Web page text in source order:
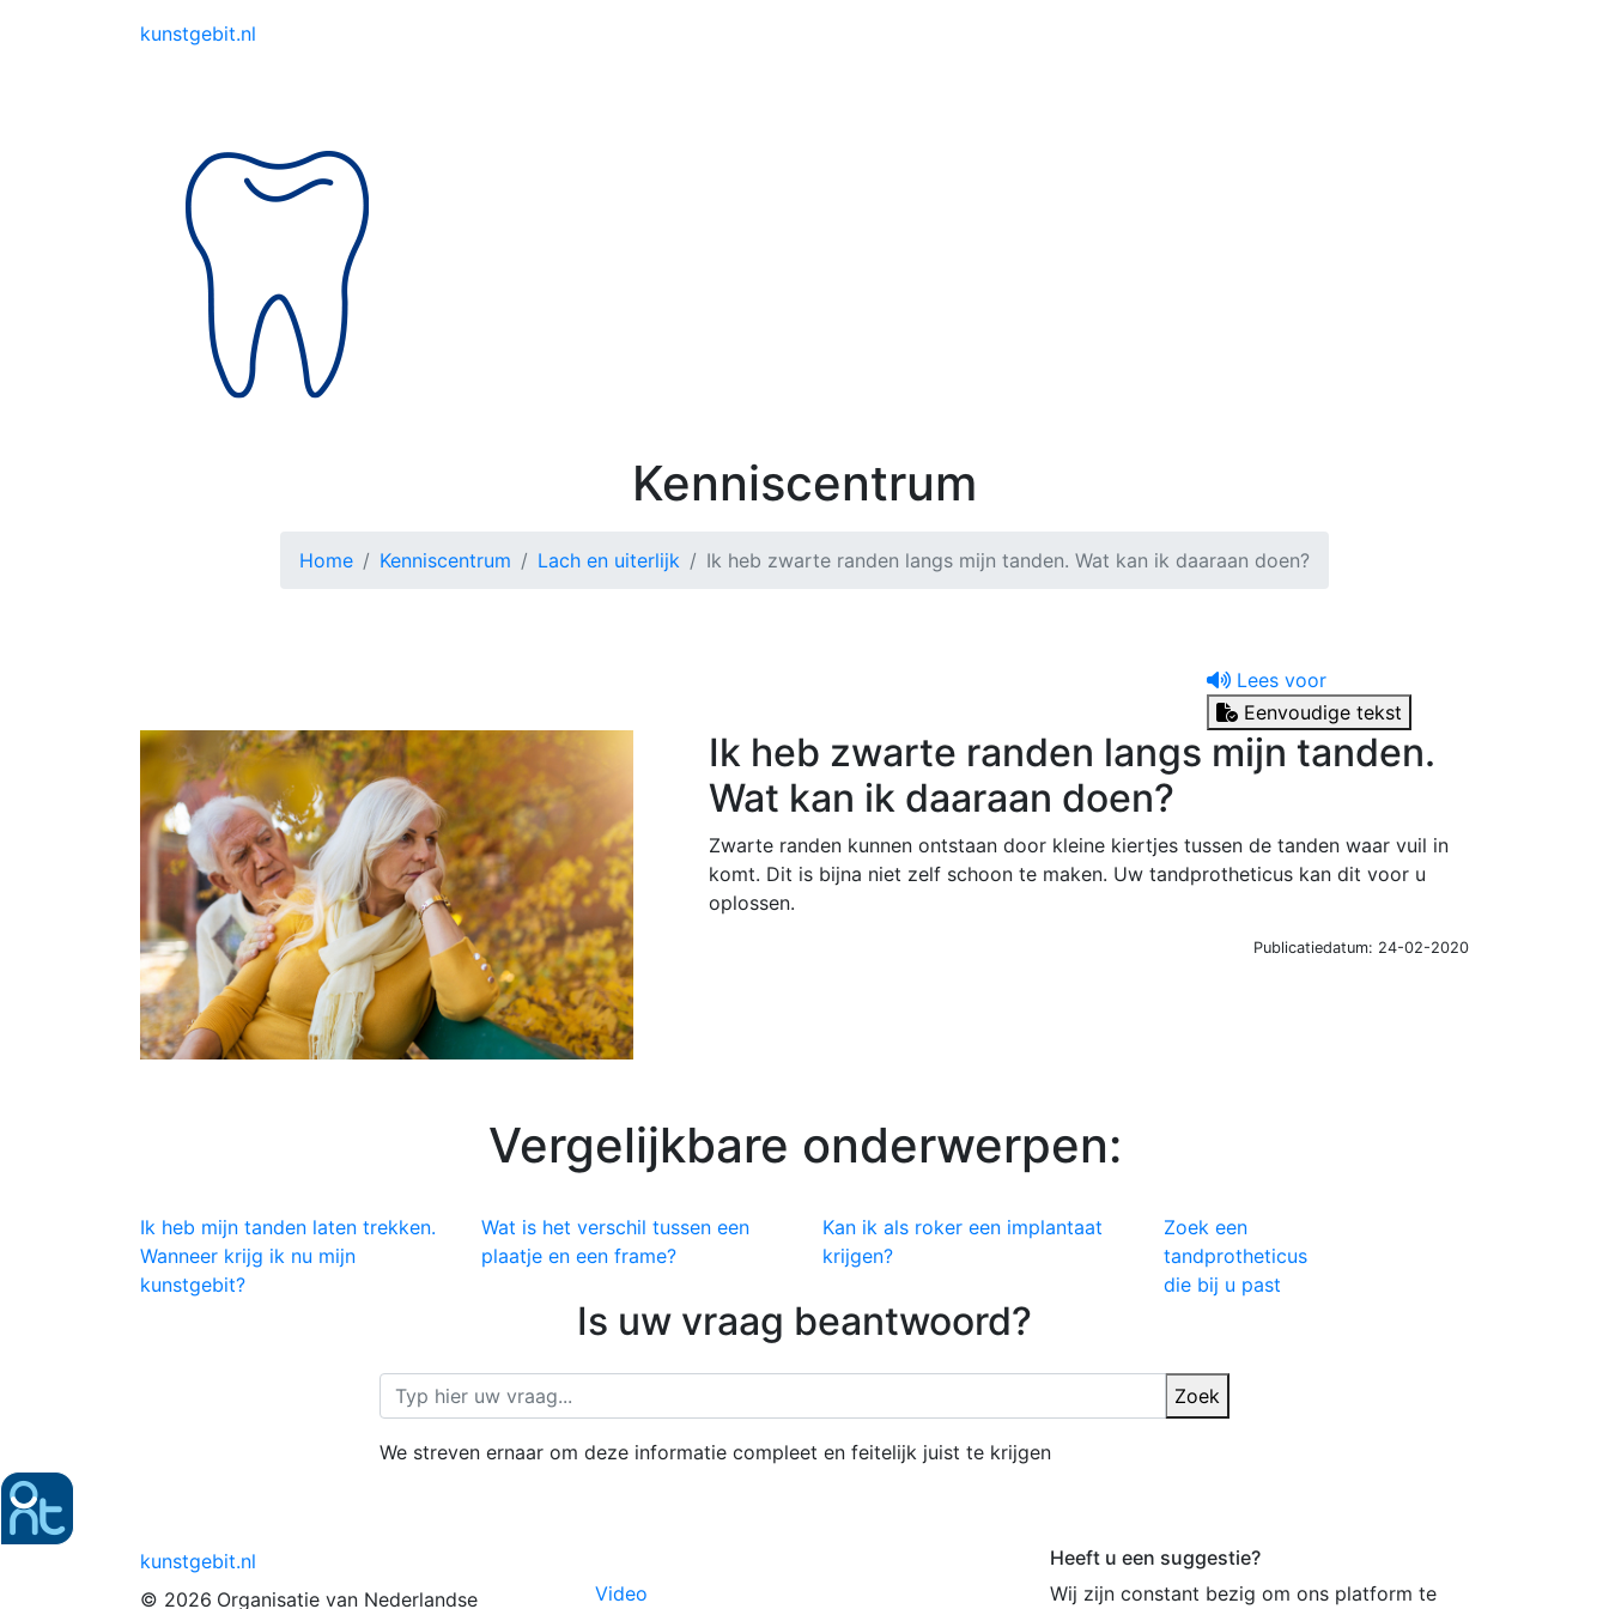
kunstgebit.nl
Kenniscentrum
Home Kenniscentrum Lach en uiterlijk Ik heb zwarte randen langs mijn tanden. Wat kan ik daaraan doen?
Lees voor
Eenvoudige tekst
Ik heb zwarte randen langs mijn tanden.
Wat kan ik daaraan doen?
Zwarte randen kunnen ontstaan door kleine kiertjes tussen de tanden waar vuil in
komt. Dit is bijna niet zelf schoon te maken. Uw tandprotheticus kan dit voor u
oplossen.
Publicatiedatum: 24-02-2020
Vergelijkbare onderwerpen:
Ik heb mijn tanden laten trekken.
Wanneer krijg ik nu mijn
kunstgebit?
Wat is het verschil tussen een
plaatje en een frame?
Kan ik als roker een implantaat
krijgen?
Zoek een
tandprotheticus
die bij u past
Is uw vraag beantwoord?
Zoek
We streven ernaar om deze informatie compleet en feitelijk juist te krijgen
kunstgebit.nl
© 2026 Organisatie van Nederlandse Video
Heeft u een suggestie?
Wij zijn constant bezig om ons platform te